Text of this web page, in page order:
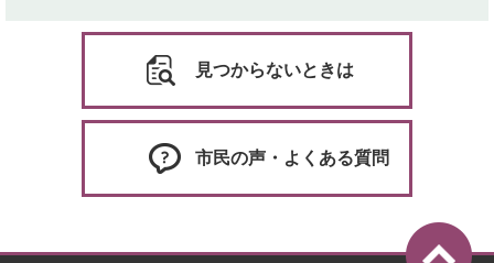
見つからないときは
市民の声・よくある質問